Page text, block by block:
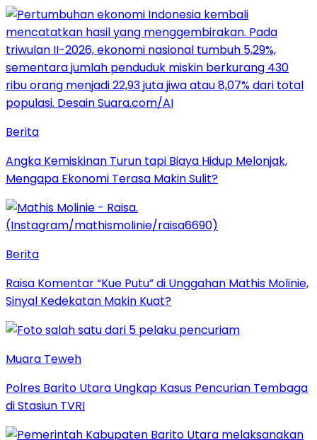
Berita
Angka Kemiskinan Turun tapi Biaya Hidup Melonjak,
Mengapa Ekonomi Terasa Makin Sulit?
Berita
Raisa Komentar “Kue Putu” di Unggahan Mathis Molinie,
Sinyal Kedekatan Makin Kuat?
Muara Teweh
Polres Barito Utara Ungkap Kasus Pencurian Tembaga
di Stasiun TVRI